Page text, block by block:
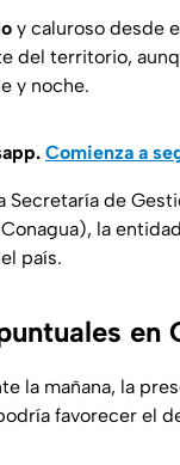
y caluroso desde
del territorio,
y noche.
Comienza a
Secretaría de
la
país.
en
la mañana, la
favorecer el